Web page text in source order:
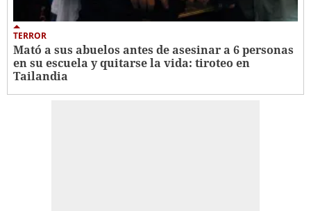
TERROR
Mató a sus abuelos antes de asesinar a 6 personas
en su escuela y quitarse la vida: tiroteo en
Tailandia